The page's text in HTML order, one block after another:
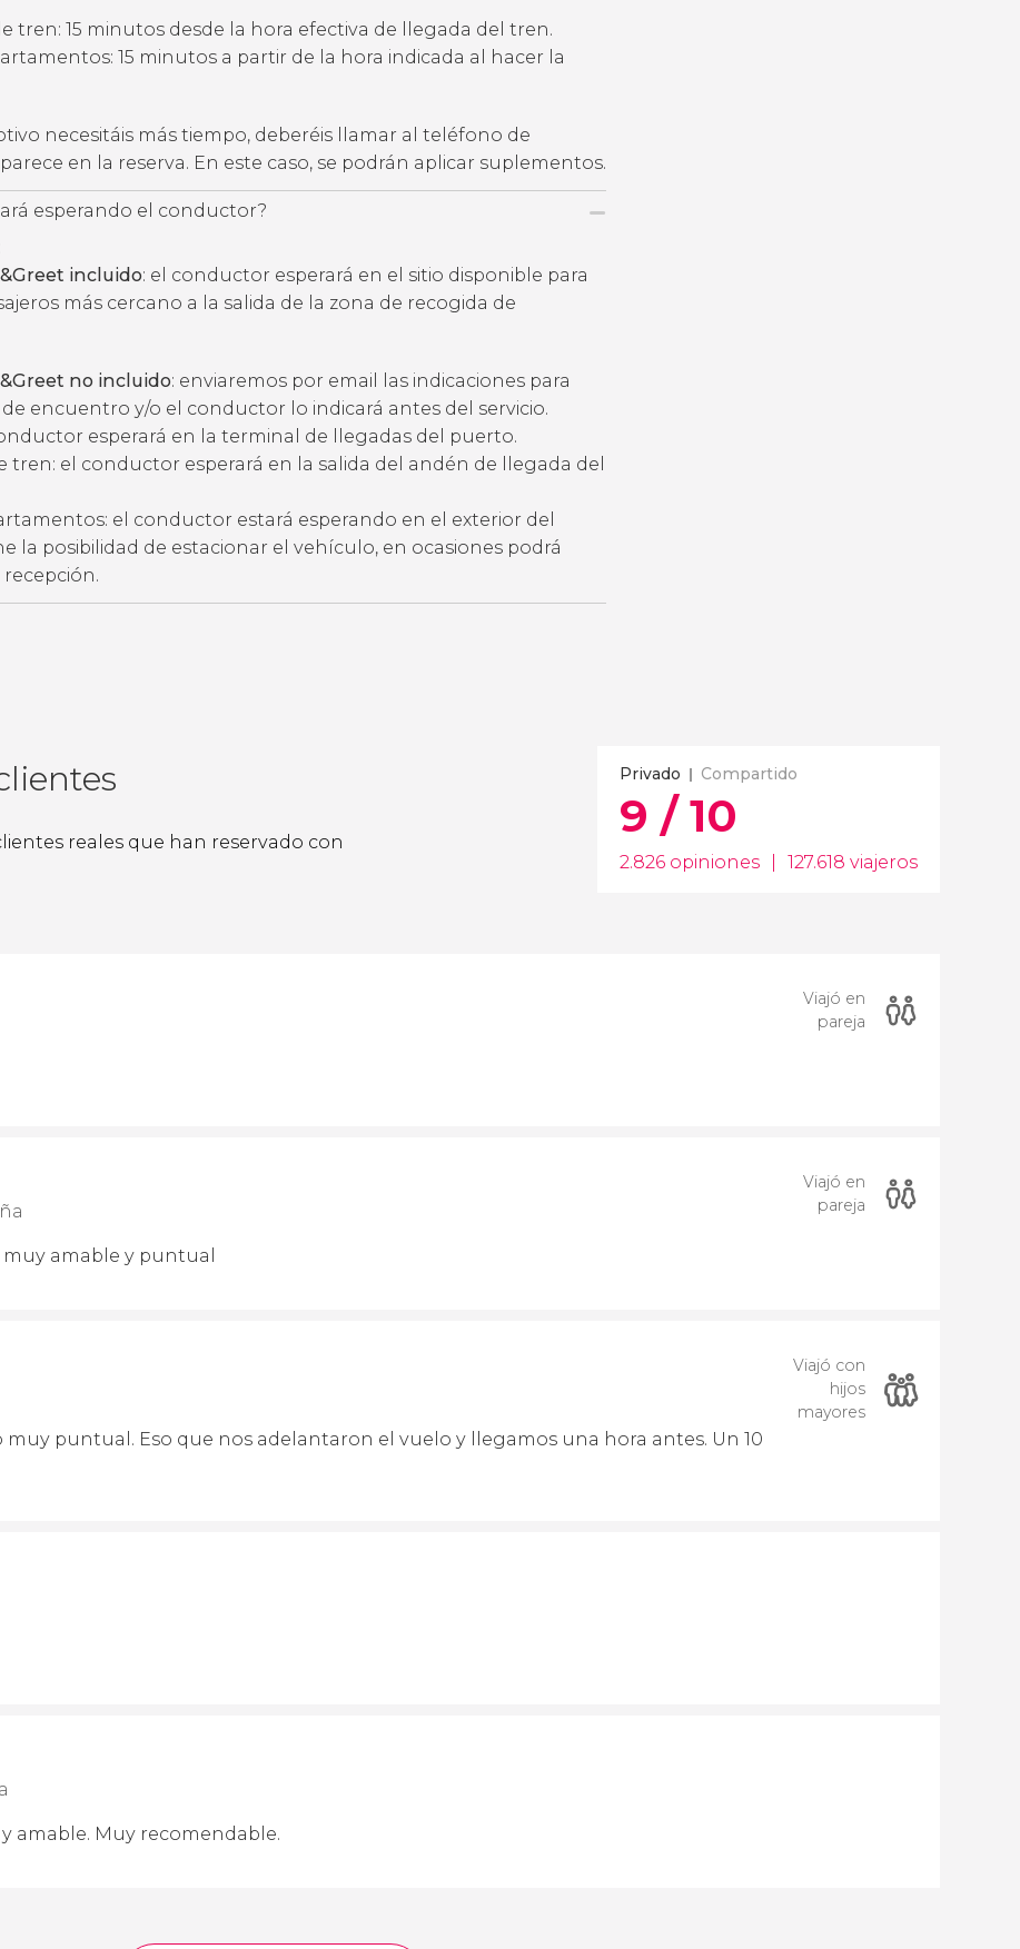
tren: 15 minutos desde la hora efectiva de llegada del tren.
15 minutos a partir de la hora indicada al hacer la
necesitáis más tiempo, deberéis llamar al teléfono de
en la reserva. En este caso, se podrán aplicar suplementos.
esperando el conductor?
incluido: el conductor esperará en el sitio disponible para
más cercano a la salida de la zona de recogida de
no incluido: enviaremos por email las indicaciones para
encuentro y/o el conductor lo indicará antes del servicio.
esperará en la terminal de llegadas del puerto.
tren: el conductor esperará en la salida del andén de llegada del
el conductor estará esperando en el exterior del
la posibilidad de estacionar el vehículo, en ocasiones podrá
reales que han reservado con
Privado Compartido
9 / 10
2.826 opiniones 127.618 viajeros
Viajó en
pareja
amable y puntual
Viajó en
pareja
muy puntual. Eso que nos adelantaron el vuelo y llegamos una hora antes. Un 10
Viajó con
hijos
mayores
amable. Muy recomendable.